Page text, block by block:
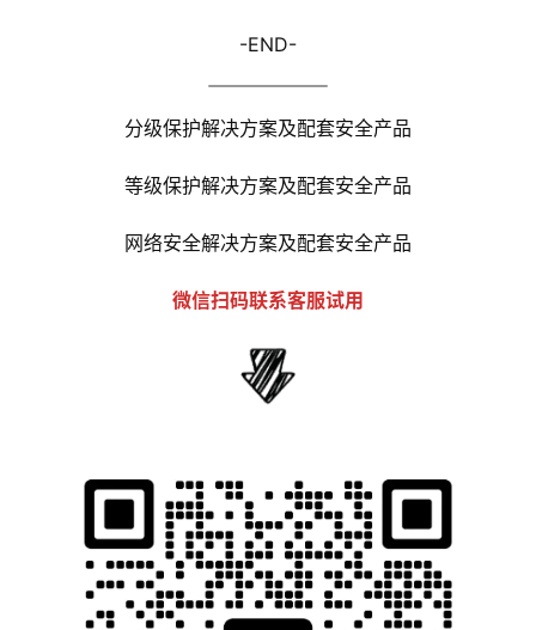
-END-
分级保护解决方案及配套安全产品
等级保护解决方案及配套安全产品
网络安全解决方案及配套安全产品
微信扫码联系客服试用